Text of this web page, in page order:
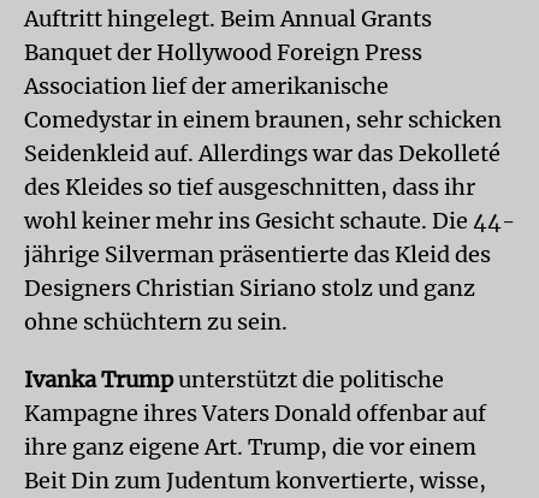
Auftritt hingelegt. Beim Annual Grants
Banquet der Hollywood Foreign Press
Association lief der amerikanische
Comedystar in einem braunen, sehr schicken
Seidenkleid auf. Allerdings war das Dekolleté
des Kleides so tief ausgeschnitten, dass ihr
wohl keiner mehr ins Gesicht schaute. Die 44-
jährige Silverman präsentierte das Kleid des
Designers Christian Siriano stolz und ganz
ohne schüchtern zu sein.
Ivanka Trumpunterstützt die politische
Kampagne ihres Vaters Donald offenbar auf
ihre ganz eigene Art. Trump, die vor einem
Beit Din zum Judentum konvertierte, wisse,